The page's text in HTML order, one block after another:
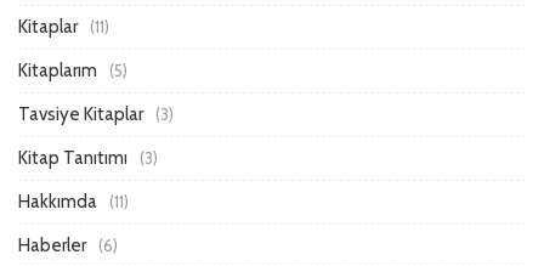
Kitaplar (11)
Kitaplarım (5)
Tavsiye Kitaplar (3)
Kitap Tanıtımı (3)
Hakkımda (11)
Haberler (6)